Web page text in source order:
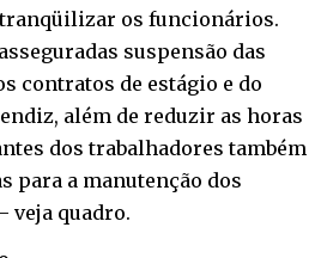
os funcionários.
suspensão das
contratos de estágio e do
além de reduzir as horas
dos trabalhadores também
para a manutenção dos
veja quadro.